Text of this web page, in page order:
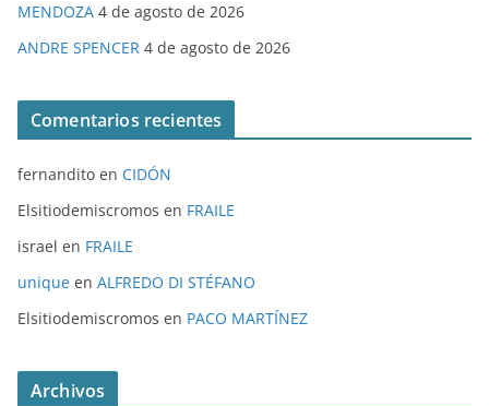
MENDOZA 4 de agosto de 2026
ANDRE SPENCER 4 de agosto de 2026
Comentarios recientes
fernandito en CIDÓN
Elsitiodemiscromos en FRAILE
israel en FRAILE
unique en ALFREDO DI STÉFANO
Elsitiodemiscromos en PACO MARTÍNEZ
Archivos